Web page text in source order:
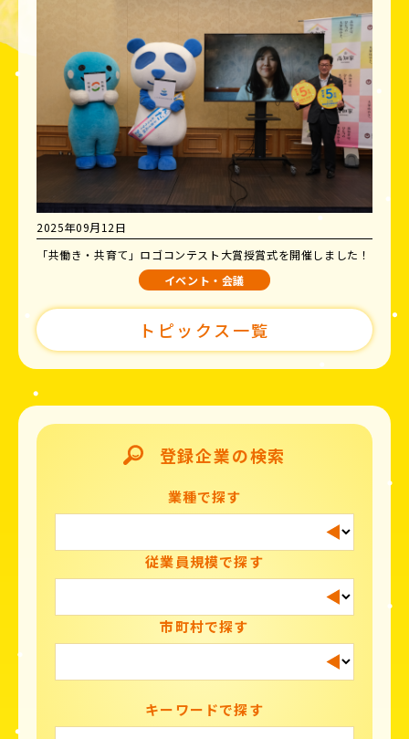
2025年09月12日
「共働き・共育て」ロゴコンテスト大賞授賞式を開催しました！
イベント・会議
トピックス一覧
登録企業の検索
業種で探す
従業員規模で探す
市町村で探す
キーワードで探す